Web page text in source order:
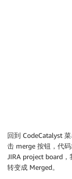
回到 CodeCatalyst
击 merge 按钮，代
JIRA project board
转变成 Merged。